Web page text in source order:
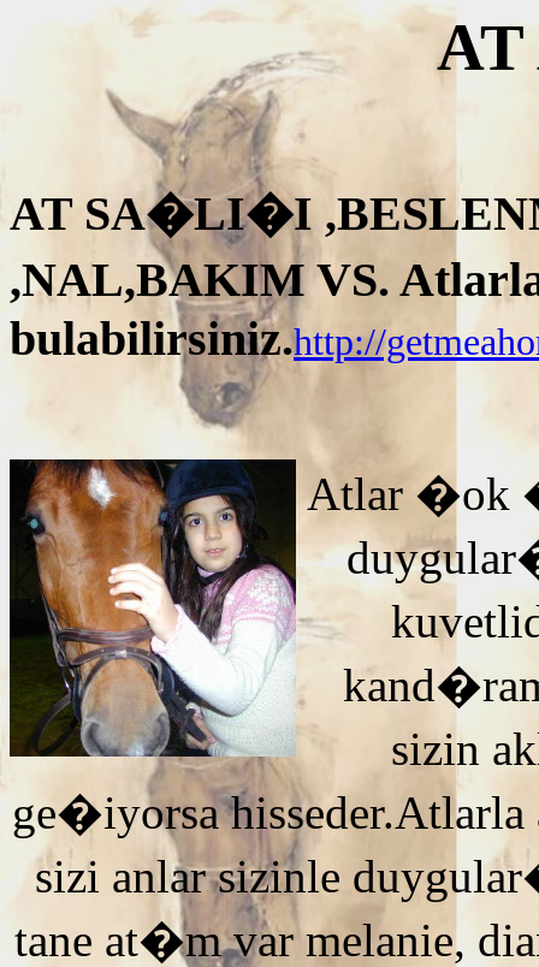
AT SA�LI�I
,NAL,BAKIM VS.
bulabilirsiniz.http://
Atlar �ok
sizin
ge�iyorsa
sizi anlar sizinle
tane at�m var melanie,